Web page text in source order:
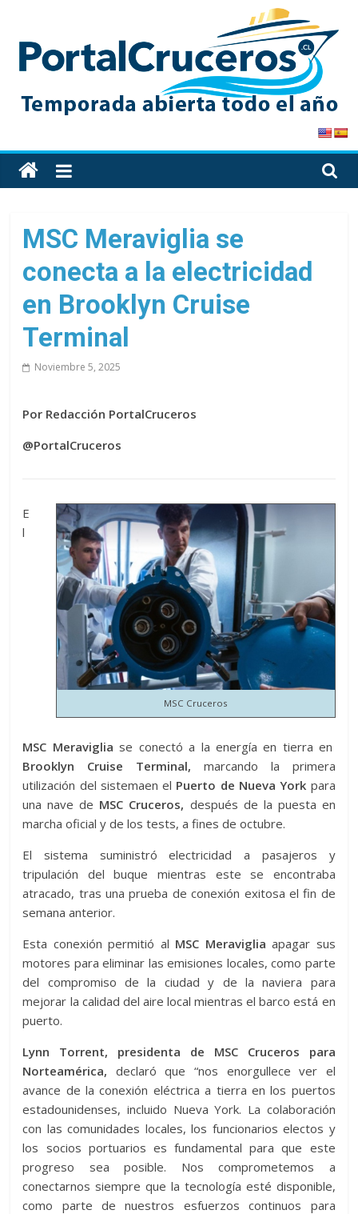
content
PortalCruceros
Toda
la
de
cruceros
en
solo
sitio
MSC Meraviglia se
conecta a la electricidad
en Brooklyn Cruise
Terminal
Noviembre 5, 2025
Por Redacción PortalCruceros
@PortalCruceros
MSC Cruceros
E
l
MSC Meraviglia se conectó a la energía en tierra en
Brooklyn Cruise Terminal, marcando la primera
utilización del sistemaen el Puerto de Nueva York para
una nave de MSC Cruceros, después de la puesta en
marcha oficial y de los tests, a fines de octubre.
El sistema suministró electricidad a pasajeros y
tripulación del buque mientras este se encontraba
atracado, tras una prueba de conexión exitosa el fin de
semana anterior.
Esta conexión permitió al MSC Meraviglia apagar sus
motores para eliminar las emisiones locales, como parte
del compromiso de la ciudad y de la naviera para
mejorar la calidad del aire local mientras el barco está en
puerto.
Lynn Torrent, presidenta de MSC Cruceros para
Norteamérica, declaró que “nos enorgullece ver el
avance de la conexión eléctrica a tierra en los puertos
estadounidenses, incluido Nueva York. La colaboración
con las comunidades locales, los funcionarios electos y
los socios portuarios es fundamental para que este
progreso sea posible. Nos comprometemos a
conectarnos siempre que la tecnología esté disponible,
como parte de nuestros esfuerzos continuos para